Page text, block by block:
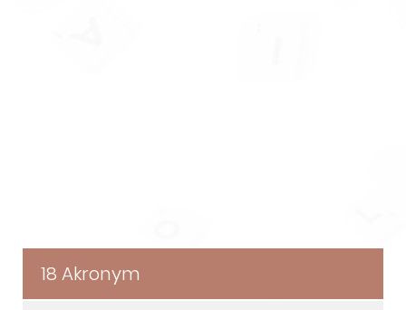
18 Akronym